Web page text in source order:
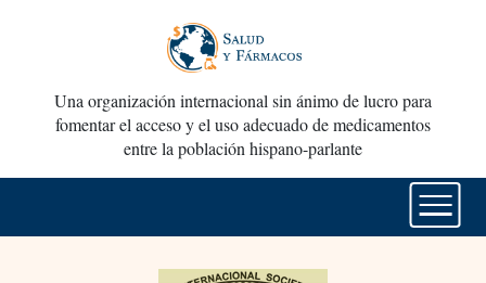
Una organización internacional sin ánimo de lucro para
fomentar el acceso y el uso adecuado de medicamentos
entre la población hispano-parlante